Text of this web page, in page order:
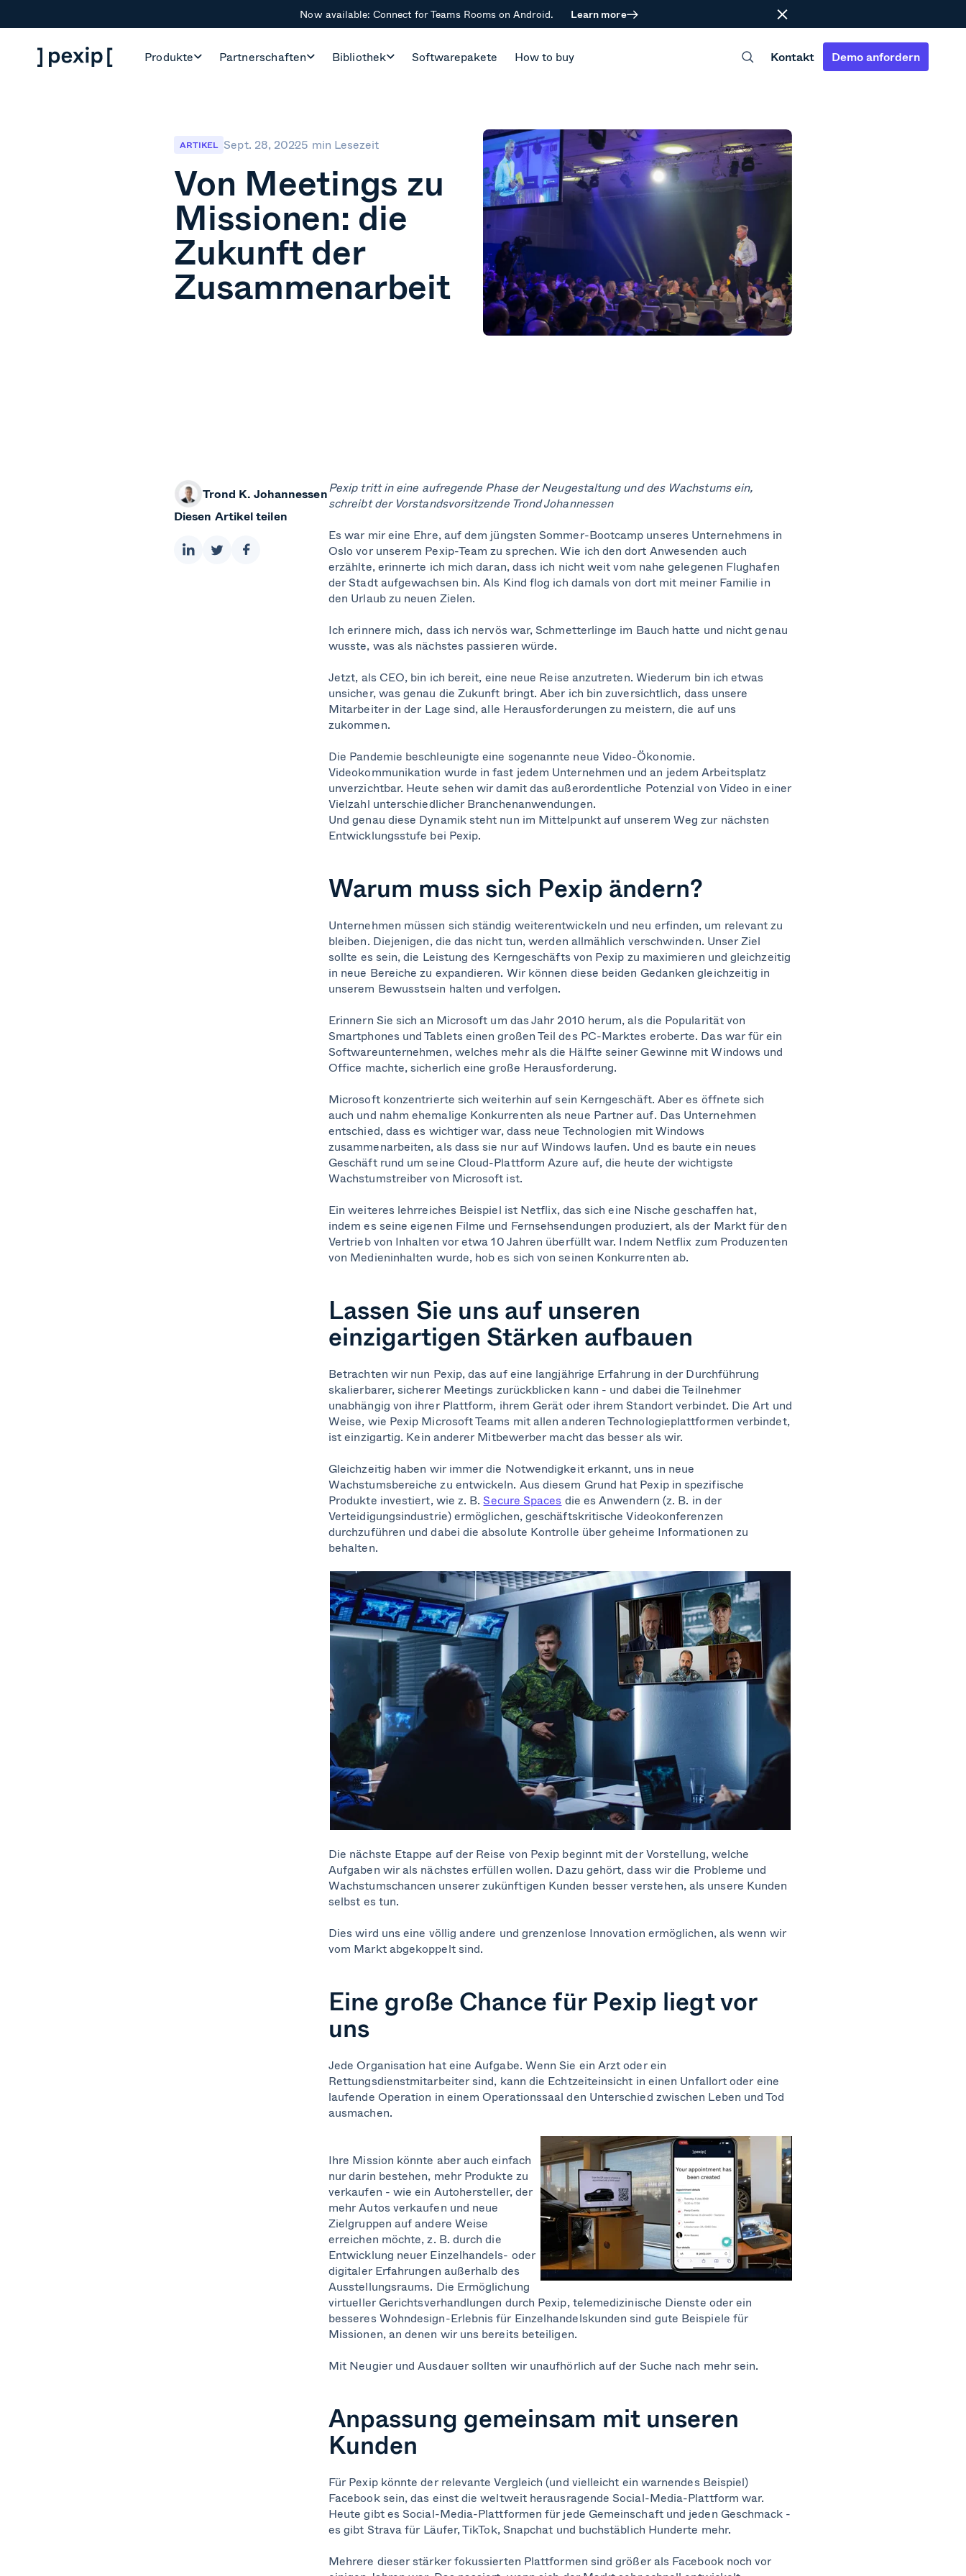
Now available: Connect for Teams Rooms on Android. Learn more Close
Produkte Partnerschaften Bibliothek Softwarepakete How to buy Kontakt Demo anfordern
ARTIKEL Sept. 28, 20225 min Lesezeit
Von Meetings zu
Missionen: die
Zukunft der
Zusammenarbeit
Trond K. Johannessen
Diesen Artikel teilen
Pexip tritt in eine aufregende Phase der Neugestaltung und des Wachstums ein,
schreibt der Vorstandsvorsitzende Trond Johannessen
Es war mir eine Ehre, auf dem jüngsten Sommer-Bootcamp unseres Unternehmens in
Oslo vor unserem Pexip-Team zu sprechen. Wie ich den dort Anwesenden auch
erzählte, erinnerte ich mich daran, dass ich nicht weit vom nahe gelegenen Flughafen
der Stadt aufgewachsen bin. Als Kind flog ich damals von dort mit meiner Familie in
den Urlaub zu neuen Zielen.
Ich erinnere mich, dass ich nervös war, Schmetterlinge im Bauch hatte und nicht genau
wusste, was als nächstes passieren würde.
Jetzt, als CEO, bin ich bereit, eine neue Reise anzutreten. Wiederum bin ich etwas
unsicher, was genau die Zukunft bringt. Aber ich bin zuversichtlich, dass unsere
Mitarbeiter in der Lage sind, alle Herausforderungen zu meistern, die auf uns
zukommen.
Die Pandemie beschleunigte eine sogenannte neue Video-Ökonomie.
Videokommunikation wurde in fast jedem Unternehmen und an jedem Arbeitsplatz
unverzichtbar. Heute sehen wir damit das außerordentliche Potenzial von Video in einer
Vielzahl unterschiedlicher Branchenanwendungen.
Und genau diese Dynamik steht nun im Mittelpunkt auf unserem Weg zur nächsten
Entwicklungsstufe bei Pexip.
Warum muss sich Pexip ändern?
Unternehmen müssen sich ständig weiterentwickeln und neu erfinden, um relevant zu
bleiben. Diejenigen, die das nicht tun, werden allmählich verschwinden. Unser Ziel
sollte es sein, die Leistung des Kerngeschäfts von Pexip zu maximieren und gleichzeitig
in neue Bereiche zu expandieren. Wir können diese beiden Gedanken gleichzeitig in
unserem Bewusstsein halten und verfolgen.
Erinnern Sie sich an Microsoft um das Jahr 2010 herum, als die Popularität von
Smartphones und Tablets einen großen Teil des PC-Marktes eroberte. Das war für ein
Softwareunternehmen, welches mehr als die Hälfte seiner Gewinne mit Windows und
Office machte, sicherlich eine große Herausforderung.
Microsoft konzentrierte sich weiterhin auf sein Kerngeschäft. Aber es öffnete sich
auch und nahm ehemalige Konkurrenten als neue Partner auf. Das Unternehmen
entschied, dass es wichtiger war, dass neue Technologien mit Windows
zusammenarbeiten, als dass sie nur auf Windows laufen. Und es baute ein neues
Geschäft rund um seine Cloud-Plattform Azure auf, die heute der wichtigste
Wachstumstreiber von Microsoft ist.
Ein weiteres lehrreiches Beispiel ist Netflix, das sich eine Nische geschaffen hat,
indem es seine eigenen Filme und Fernsehsendungen produziert, als der Markt für den
Vertrieb von Inhalten vor etwa 10 Jahren überfüllt war. Indem Netflix zum Produzenten
von Medieninhalten wurde, hob es sich von seinen Konkurrenten ab.
Lassen Sie uns auf unseren
einzigartigen Stärken aufbauen
Betrachten wir nun Pexip, das auf eine langjährige Erfahrung in der Durchführung
skalierbarer, sicherer Meetings zurückblicken kann - und dabei die Teilnehmer
unabhängig von ihrer Plattform, ihrem Gerät oder ihrem Standort verbindet. Die Art und
Weise, wie Pexip Microsoft Teams mit allen anderen Technologieplattformen verbindet,
ist einzigartig. Kein anderer Mitbewerber macht das besser als wir.
Gleichzeitig haben wir immer die Notwendigkeit erkannt, uns in neue
Wachstumsbereiche zu entwickeln. Aus diesem Grund hat Pexip in spezifische
Produkte investiert, wie z. B.Secure Spaces die es Anwendern (z. B. in der
Verteidigungsindustrie) ermöglichen, geschäftskritische Videokonferenzen
durchzuführen und dabei die absolute Kontrolle über geheime Informationen zu
behalten.
Die nächste Etappe auf der Reise von Pexip beginnt mit der Vorstellung, welche
Aufgaben wir als nächstes erfüllen wollen. Dazu gehört, dass wir die Probleme und
Wachstumschancen unserer zukünftigen Kunden besser verstehen, als unsere Kunden
selbst es tun.
Dies wird uns eine völlig andere und grenzenlose Innovation ermöglichen, als wenn wir
vom Markt abgekoppelt sind.
Eine große Chance für Pexip liegt vor
uns
Jede Organisation hat eine Aufgabe. Wenn Sie ein Arzt oder ein
Rettungsdienstmitarbeiter sind, kann die Echtzeiteinsicht in einen Unfallort oder eine
laufende Operation in einem Operationssaal den Unterschied zwischen Leben und Tod
ausmachen.
Ihre Mission könnte aber auch einfach
nur darin bestehen, mehr Produkte zu
verkaufen - wie ein Autohersteller, der
mehr Autos verkaufen und neue
Zielgruppen auf andere Weise
erreichen möchte, z. B. durch die
Entwicklung neuer Einzelhandels- oder
digitaler Erfahrungen außerhalb des
Ausstellungsraums. Die Ermöglichung
virtueller Gerichtsverhandlungen durch Pexip, telemedizinische Dienste oder ein
besseres Wohndesign-Erlebnis für Einzelhandelskunden sind gute Beispiele für
Missionen, an denen wir uns bereits beteiligen.
Mit Neugier und Ausdauer sollten wir unaufhörlich auf der Suche nach mehr sein.
Anpassung gemeinsam mit unseren
Kunden
Für Pexip könnte der relevante Vergleich (und vielleicht ein warnendes Beispiel)
Facebook sein, das einst die weltweit herausragende Social-Media-Plattform war.
Heute gibt es Social-Media-Plattformen für jede Gemeinschaft und jeden Geschmack -
es gibt Strava für Läufer, TikTok, Snapchat und buchstäblich Hunderte mehr.
Mehrere dieser stärker fokussierten Plattformen sind größer als Facebook noch vor